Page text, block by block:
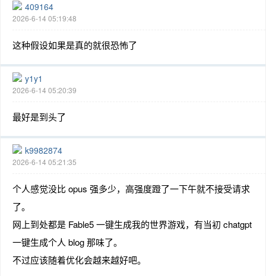
409164
2026-6-14 05:19:48
这种假设如果是真的就很恐怖了
y1y1
2026-6-14 05:20:39
最好是到头了
k9982874
2026-6-14 05:21:35
个人感觉没比 opus 强多少，高强度蹬了一下午就不接受请求
了。
网上到处都是 Fable5 一键生成我的世界游戏，有当初 chatgpt
一键生成个人 blog 那味了。
不过应该随着优化会越来越好吧。